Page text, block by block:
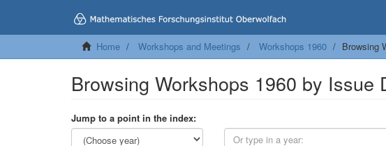
Home Workshops and Meetings Workshops 1960 Browsing
Browsing Workshops 1960 by Issue
Jump to a point in the index: